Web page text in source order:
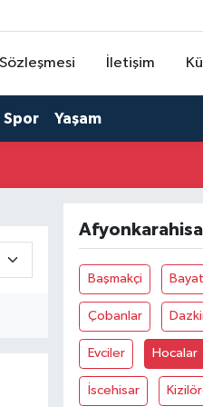
İletişim
Spor Yaşam
Başmakçi Bayat
Çobanlar
Evciler Hocalar
İscehisar